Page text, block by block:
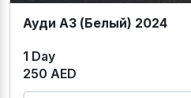
Ауди А3 (Белый) 2024
1 Day
250 AED